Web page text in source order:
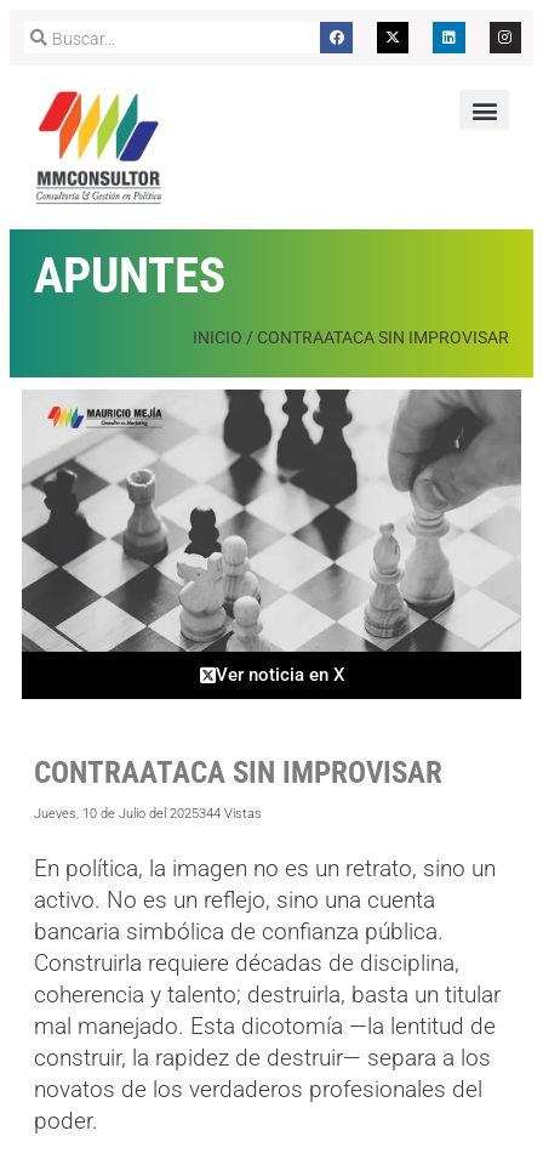
APUNTES
INICIO / CONTRAATACA SIN IMPROVISAR
Ver noticia en X
CONTRAATACA SIN IMPROVISAR
Jueves, 10 de Julio del 2025344 Vistas
En política, la imagen no es un retrato, sino un
activo. No es un reflejo, sino una cuenta
bancaria simbólica de confianza pública.
Construirla requiere décadas de disciplina,
coherencia y talento; destruirla, basta un titular
mal manejado. Esta dicotomía —la lentitud de
construir, la rapidez de destruir— separa a los
novatos de los verdaderos profesionales del
poder.